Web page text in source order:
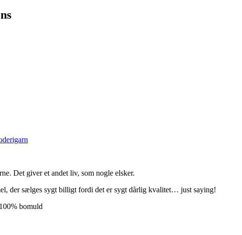
Det giver et andet liv, som nogle elsker.
der sælges sygt billigt fordi det er sygt dårlig kvalitet… just saying!
bomuld